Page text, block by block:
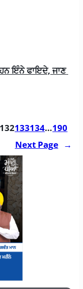
ਹਨ ਇੰਨੇ ਫਾਇਦੇ, ਜਾਣ
132133134…190
Next Page →